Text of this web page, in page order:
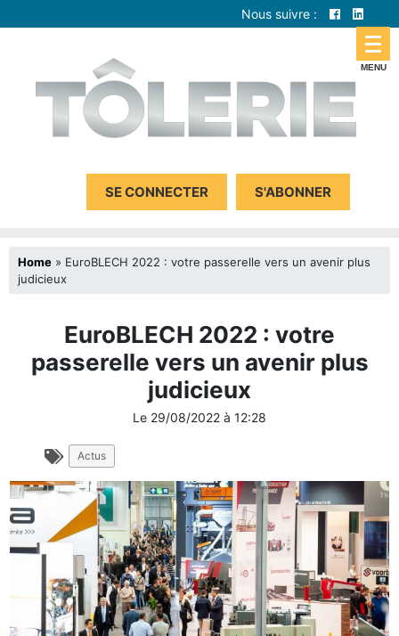
Nous suivre :
SE CONNECTER S'ABONNER
Home » EuroBLECH 2022 : votre passerelle vers un avenir plus
judicieux
EuroBLECH 2022 : votre
passerelle vers un avenir plus
judicieux
Le 29/08/2022 à 12:28
Actus